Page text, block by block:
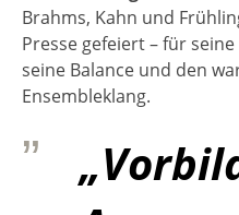
Brahms, Kahn und
Presse gefeiert – für
seine Balance und den
Ensembleklang.